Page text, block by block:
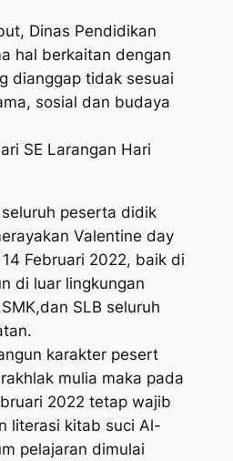
Dinas Pendidikan
hal berkaitan dengan
dianggap tidak sesuai
sosial dan budaya
SE Larangan Hari
peserta didik
Valentine day
Februari 2022, baik di
di luar lingkungan
SLB seluruh
karakter pesert
mulia maka pada
2022 tetap wajib
literasi kitab suci Al-
pelajaran dimulai